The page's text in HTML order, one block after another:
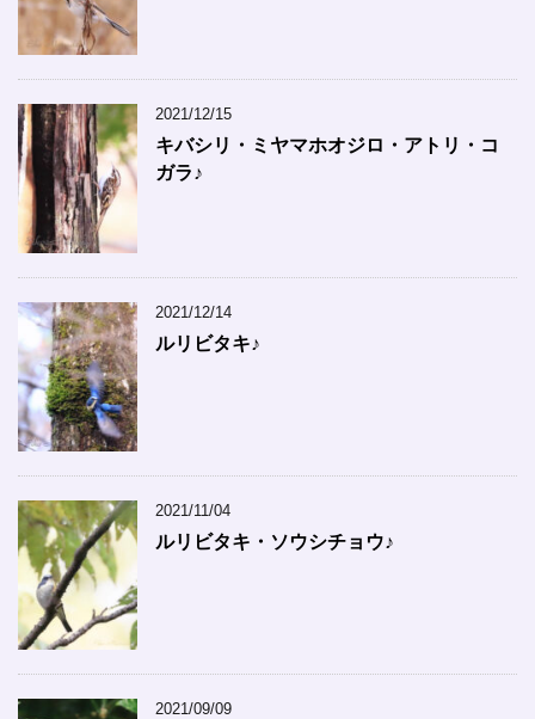
2021/12/15
キバシリ・ミヤマホオジロ・アトリ・コ
ガラ♪
2021/12/14
ルリビタキ♪
2021/11/04
ルリビタキ・ソウシチョウ♪
2021/09/09